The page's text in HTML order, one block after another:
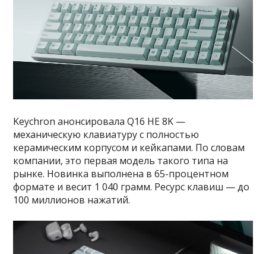
Keychron анонсировала Q16 HE 8K —
механическую клавиатуру с полностью
керамическим корпусом и кейкапами. По словам
компании, это первая модель такого типа на
рынке. Новинка выполнена в 65-процентном
формате и весит 1 040 грамм. Ресурс клавиш — до
100 миллионов нажатий.